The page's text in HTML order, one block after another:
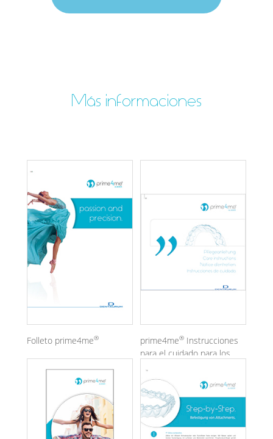
Más informaciones
Folleto prime4me® prime4me®Instrucciones
para el cuidado para los